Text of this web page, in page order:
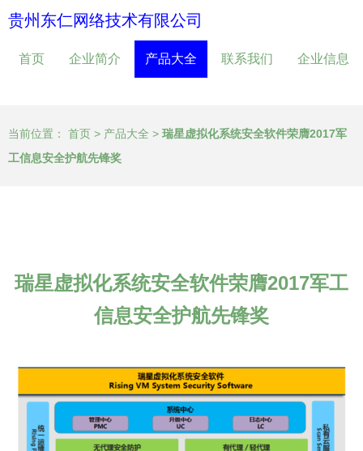
贵州东仁网络技术有限公司
首页 企业简介 产品大全 联系我们 企业信息
当前位置： 首页 > 产品大全 > 瑞星虚拟化系统安全软件荣膺2017军
工信息安全护航先锋奖
瑞星虚拟化系统安全软件荣膺2017军工
信息安全护航先锋奖